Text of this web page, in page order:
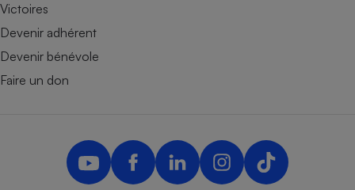
Victoires
Devenir adhérent
Devenir bénévole
Faire un don